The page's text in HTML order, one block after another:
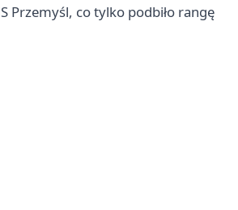
Przemyśl, co tylko podbiło rangę